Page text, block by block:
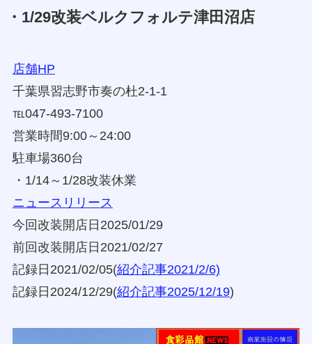
・1/29改装ベルクフォルテ津田沼店
店舗HP
千葉県習志野市奏の杜2-1-1
℡047-493-7100
営業時間9:00～24:00
駐車場360台
・1/14～1/28改装休業
ニュースリリース
今回改装開店日2025/01/29
前回改装開店日2021/02/27
記録日2021/02/05(紹介記事2021/2/6)
記録日2024/12/29(紹介記事2025/12/19)